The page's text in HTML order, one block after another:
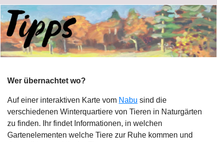
Wer übernachtet wo?
Auf einer interaktiven Karte vom Nabu sind die
verschiedenen Winterquartiere von Tieren in Naturgärten
zu finden. Ihr findet Informationen, in welchen
Gartenelementen welche Tiere zur Ruhe kommen und